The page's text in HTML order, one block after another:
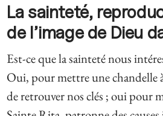
La sainteté,
de l’image de Dieu
Est-ce que la sainteté nous
Oui, pour mettre une chandelle
de retrouver nos clés ; oui pour